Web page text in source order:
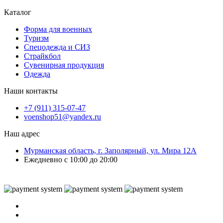
Каталог
Форма для военных
Туризм
Спецодежда и СИЗ
Страйкбол
Сувенирная продукция
Одежда
Наши контакты
+7 (911) 315-07-47
voenshop51@yandex.ru
Наш адрес
Мурманская область, г. Заполярный, ул. Мира 12А
Ежедневно с 10:00 до 20:00